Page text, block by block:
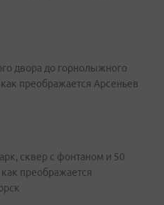
двора до горнолыжного
как преображается Арсеньев
сквер с фонтаном и 50
как преображается